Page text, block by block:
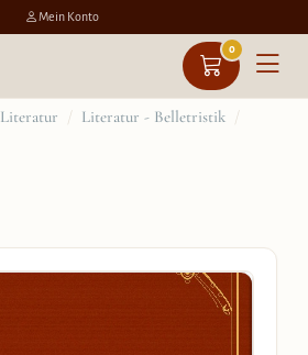
Mein Konto
0
Literatur / Literatur - Belletristik /